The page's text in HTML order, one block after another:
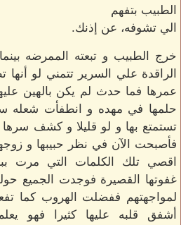
الطبيب بتفهم
الي تشوفه، عن إذنك.
خرج الطبيب و تبعته الممرضه
الراقدة علي السرير تتمني لو
عمرها فما حدث لم يكن بالهين
حلمها في مهده و انطفأت شعله
تستمتع بها و لو قليلا و كشف سرها
فأصبحت الآن في نظر حبيبها و
اقصي تلك الكلمات التي مرت
غفوتها القصيرة فوجدت الجميع
لمواجهتهم ففضلت الهروب كما
أشفق قلبه عليها كثيرا فهو